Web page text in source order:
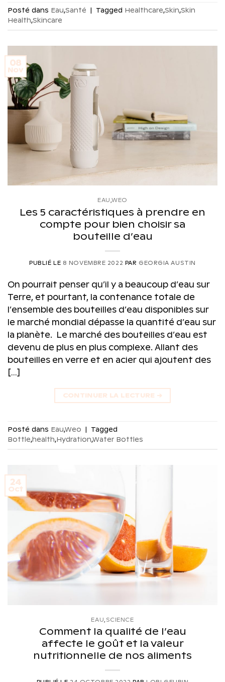
Posté dans Eau,Santé | Tagged Healthcare,Skin,Skin
Health,Skincare
08
Nov
EAU,WEO
Les 5 caractéristiques à prendre en
compte pour bien choisir sa
bouteille d’eau
PUBLIÉ LE 8 NOVEMBRE 2022 PAR GEORGIA AUSTIN
On pourrait penser qu’il y a beaucoup d’eau sur
Terre, et pourtant, la contenance totale de
l’ensemble des bouteilles d’eau disponibles sur
le marché mondial dépasse la quantité d’eau sur
la planète. Le marché des bouteilles d’eau est
devenu de plus en plus complexe. Allant des
bouteilles en verre et en acier qui ajoutent des
[…]
CONTINUER LA LECTURE →
Posté dans Eau,Weo | Tagged
Bottle,health,Hydration,Water Bottles
24
Oct
EAU SCIENCE
Comment la qualité de l’eau
affecte le goût et la valeur
nutritionnelle de nos aliments